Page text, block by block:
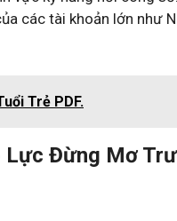
các tài khoản lớn như
Trẻ PDF.
Lực Đừng Mơ